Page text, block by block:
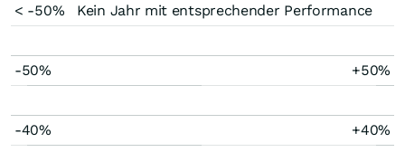
< -50%
Kein Jahr mit entsprechender Performance
-50% +50%
-40% +40%